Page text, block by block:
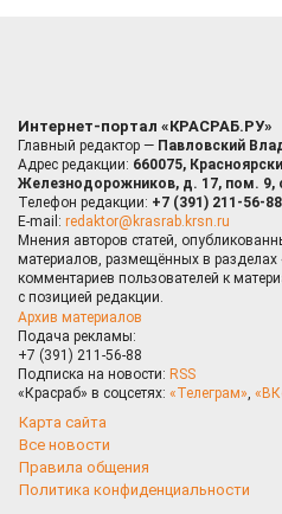
Интернет-портал «КРАСРАБ.РУ»
Главный редактор — Павловский
Адрес редакции: 660075,
Железнодорожников, д. 17, пом. 9,
Телефон редакции: +7 (391) 211-56-88
E-mail: redaktor@krasrab.krsn.ru
Мнения авторов статей,
материалов, размещённых в
комментариев пользователей к
с позицией редакции.
Архив материалов
Подача рекламы:
+7 (391) 211-56-88
Подписка на новости: RSS
«Красраб» в соцсетях: «Телеграм»,
Карта сайта
Все новости
Правила общения
Политика конфиденциальности